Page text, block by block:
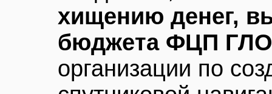
хищению денег,
бюджета ФЦП
организации по